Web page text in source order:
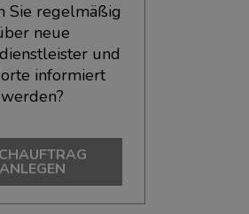
Sie regelmäßig
neue
und
informiert
werden?
ANLEGEN